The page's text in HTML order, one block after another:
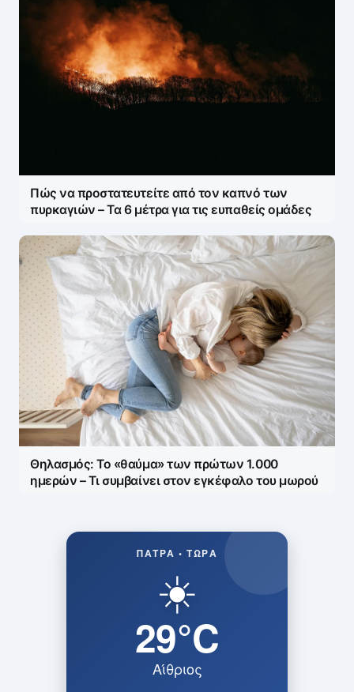
Πώς να προστατευτείτε από τον καπνό των
πυρκαγιών – Τα 6 μέτρα για τις ευπαθείς ομάδες
Θηλασμός: Το «θαύμα» των πρώτων 1.000
ημερών – Τι συμβαίνει στον εγκέφαλο του μωρού
ΠΆΤΡΑ • ΤΏΡΑ
☀️
29°C
Αίθριος